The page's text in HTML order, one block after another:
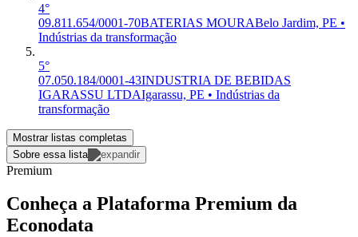
4°
09.811.654/0001-70BATERIAS MOURABelo Jardim, PE •
Indústrias da transformação
5°
07.050.184/0001-43INDUSTRIA DE BEBIDAS
IGARASSU LTDAIgarassu, PE • Indústrias da
transformação
Mostrar listas completas
Sobre essa lista
Premium
Conheça a Plataforma Premium da
Econodata